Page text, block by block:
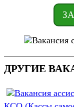
ДРУГИЕ